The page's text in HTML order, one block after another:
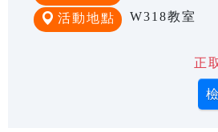
活動地點 W318教室
正